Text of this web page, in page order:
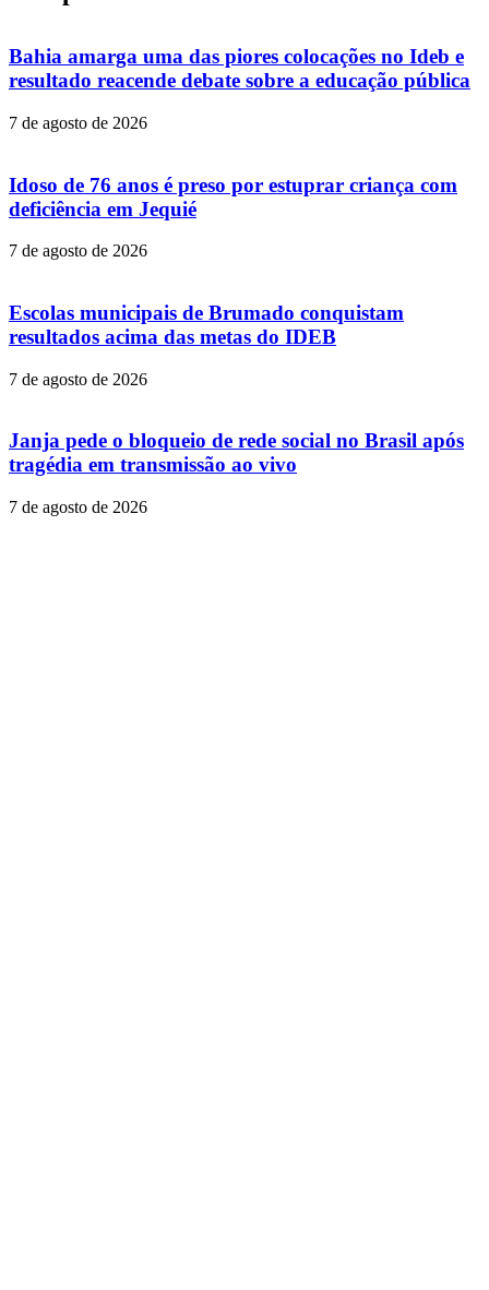
Bahia amarga uma das piores colocações no Ideb e
resultado reacende debate sobre a educação pública
7 de agosto de 2026
Idoso de 76 anos é preso por estuprar criança com
deficiência em Jequié
7 de agosto de 2026
Escolas municipais de Brumado conquistam
resultados acima das metas do IDEB
7 de agosto de 2026
Janja pede o bloqueio de rede social no Brasil após
tragédia em transmissão ao vivo
7 de agosto de 2026